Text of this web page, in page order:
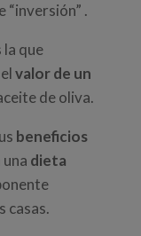
.
la que
valor de un
de oliva.
beneficios
dieta
casas.